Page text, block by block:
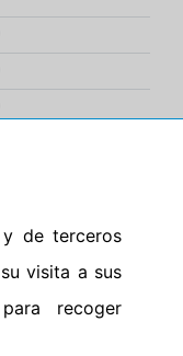
de terceros
visita a sus
recoger